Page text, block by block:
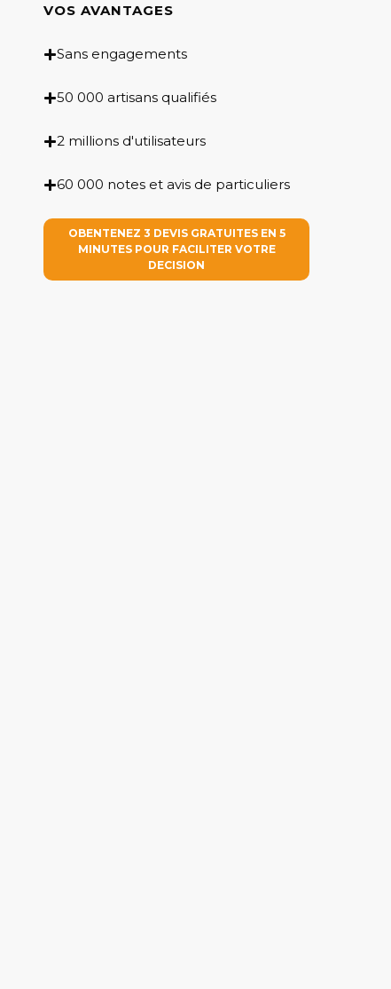
VOS AVANTAGES
Sans engagements
50 000 artisans qualifiés
2 millions d'utilisateurs
60 000 notes et avis de particuliers
OBENTENEZ 3 DEVIS GRATUITES EN 5
MINUTES POUR FACILITER VOTRE
DECISION